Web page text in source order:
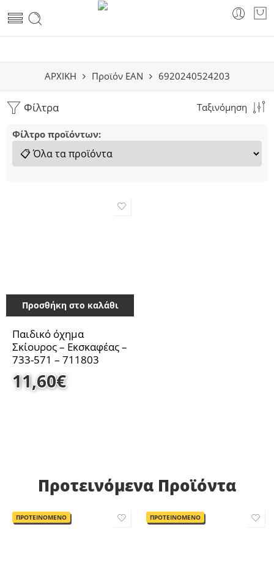
ΑΡΧΙΚΗ Προϊόν EAN 6920240524203
Φίλτρα Ταξινόμηση
Φίλτρο προϊόντων:
Προσθήκη στο καλάθι
Παιδικό όχημα
Σκίουρος – Εκσκαφέας –
733-571 – 711803
11,60€
Προτεινόμενα Προϊόντα
ΠΡΟΤΕΙΝΟΜΕΝΟ ΠΡΟΤΕΙΝΟΜΕΝΟ